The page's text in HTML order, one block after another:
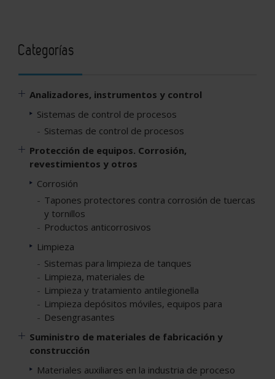
Categorías
Analizadores, instrumentos y control
Sistemas de control de procesos
Sistemas de control de procesos
Protección de equipos. Corrosión,
revestimientos y otros
Corrosión
Tapones protectores contra corrosión de tuercas
y tornillos
Productos anticorrosivos
Limpieza
Sistemas para limpieza de tanques
Limpieza, materiales de
Limpieza y tratamiento antilegionella
Limpieza depósitos móviles, equipos para
Desengrasantes
Suministro de materiales de fabricación y
construcción
Materiales auxiliares en la industria de proceso